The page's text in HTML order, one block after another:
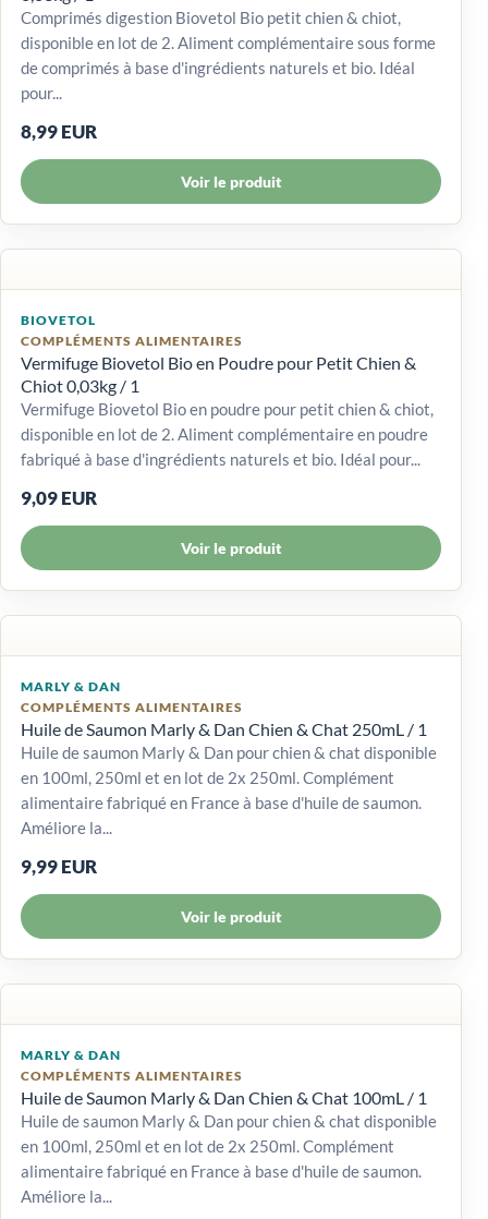
Comprimés digestion Biovetol Bio petit chien & chiot,
disponible en lot de 2. Aliment complémentaire sous forme
de comprimés à base d'ingrédients naturels et bio. Idéal
pour...
8,99 EUR
Voir le produit
BIOVETOL
COMPLÉMENTS ALIMENTAIRES
Vermifuge Biovetol Bio en Poudre pour Petit Chien &
Chiot 0,03kg / 1
Vermifuge Biovetol Bio en poudre pour petit chien & chiot,
disponible en lot de 2. Aliment complémentaire en poudre
fabriqué à base d'ingrédients naturels et bio. Idéal pour...
9,09 EUR
Voir le produit
MARLY & DAN
COMPLÉMENTS ALIMENTAIRES
Huile de Saumon Marly & Dan Chien & Chat 250mL / 1
Huile de saumon Marly & Dan pour chien & chat disponible
en 100ml, 250ml et en lot de 2x 250ml. Complément
alimentaire fabriqué en France à base d'huile de saumon.
Améliore la...
9,99 EUR
Voir le produit
MARLY & DAN
COMPLÉMENTS ALIMENTAIRES
Huile de Saumon Marly & Dan Chien & Chat 100mL / 1
Huile de saumon Marly & Dan pour chien & chat disponible
en 100ml, 250ml et en lot de 2x 250ml. Complément
alimentaire fabriqué en France à base d'huile de saumon.
Améliore la...